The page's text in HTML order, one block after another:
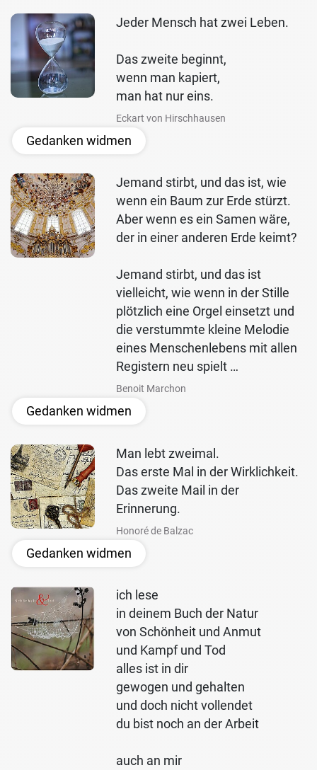
Jeder Mensch hat zwei Leben.
Das zweite beginnt,
wenn man kapiert,
man hat nur eins.
Eckart von Hirschhausen
Gedanken widmen
Jemand stirbt, und das ist, wie
wenn ein Baum zur Erde stürzt.
Aber wenn es ein Samen wäre,
der in einer anderen Erde keimt?
Jemand stirbt, und das ist
vielleicht, wie wenn in der Stille
plötzlich eine Orgel einsetzt und
die verstummte kleine Melodie
eines Menschenlebens mit allen
Registern neu spielt …
Benoit Marchon
Gedanken widmen
Man lebt zweimal.
Das erste Mal in der Wirklichkeit.
Das zweite Mail in der
Erinnerung.
Honoré de Balzac
Gedanken widmen
ich lese
in deinem Buch der Natur
von Schönheit und Anmut
und Kampf und Tod
alles ist in dir
gewogen und gehalten
und doch nicht vollendet
du bist noch an der Arbeit
auch an mir